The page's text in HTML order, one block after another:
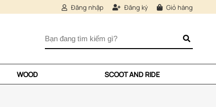
Đăng nhập Đăng ký Giỏ hàng
WOOD SCOOT AND RIDE